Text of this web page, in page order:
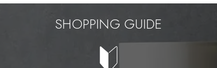
SHOPPING GUIDE